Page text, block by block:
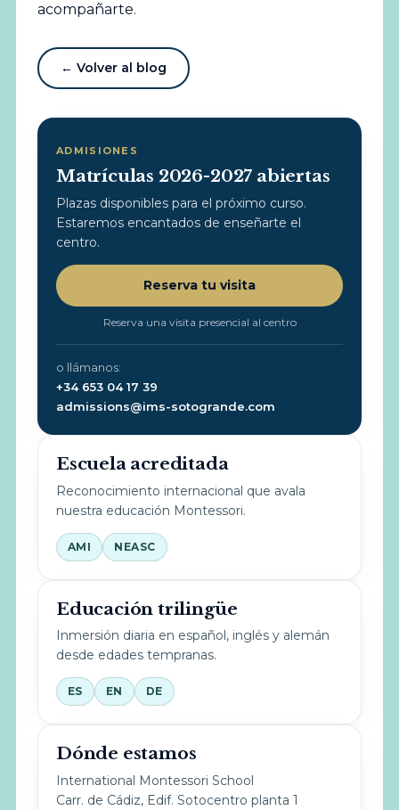
acompañarte.
← Volver al blog
ADMISIONES
Matrículas 2026-2027 abiertas
Plazas disponibles para el próximo curso.
Estaremos encantados de enseñarte el
centro.
Reserva tu visita
Reserva una visita presencial al centro
o llámanos:
+34 653 04 17 39
admissions@ims-sotogrande.com
Escuela acreditada
Reconocimiento internacional que avala
nuestra educación Montessori.
AMI NEASC
Educación trilingüe
Inmersión diaria en español, inglés y alemán
desde edades tempranas.
ES EN DE
Dónde estamos
International Montessori School
Carr. de Cádiz, Edif. Sotocentro planta 1